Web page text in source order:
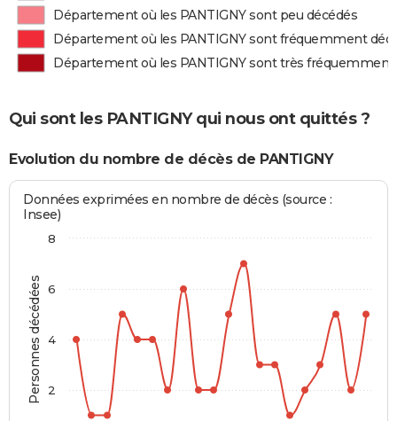
Département où les PANTIGNY sont peu décédés
Département où les PANTIGNY sont fréquemment
Département où les PANTIGNY sont très fréquemment
Qui sont les PANTIGNY qui nous ont quittés ?
Evolution du nombre de décès de PANTIGNY
Personnes décédées
Données exprimées en nombre de décès (source :
Insee)
2
4
6
8